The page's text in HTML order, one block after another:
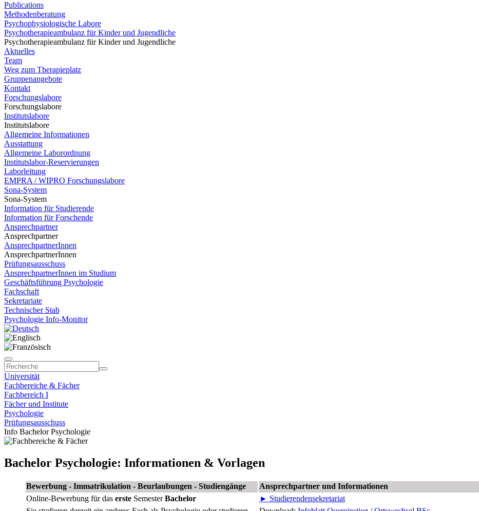
Publications
Methodenberatung
Psychophysiologische Labore
Psychotherapieambulanz für Kinder und Jugendliche
Psychotherapieambulanz für Kinder und Jugendliche
Aktuelles
Team
Weg zum Therapieplatz
Gruppenangebote
Kontakt
Forschungslabore
Forschungslabore
Institutslabore
Institutslabore
Allgemeine Informationen
Ausstattung
Allgemeine Laborordnung
Institutslabor-Reservierungen
Laborleitung
EMPRA / WIPRO Forschungslabore
Sona-System
Sona-System
Information für Studierende
Information für Forschende
Ansprechpartner
Ansprechpartner
AnsprechpartnerInnen
AnsprechpartnerInnen
Prüfungsausschuss
AnsprechpartnerInnen im Studium
Geschäftsführung Psychologie
Fachschaft
Sekretariate
Technischer Stab
Psychologie Info-Monitor
Universität
Fachbereiche & Fächer
Fachbereich I
Fächer und Institute
Psychologie
Prüfungsausschuss
Info Bachelor Psychologie
Bachelor Psychologie: Informationen & Vorlagen
Bewerbung - Immatrikulation - Beurlaubungen - Studiengänge
Ansprechpartner und Informationen
Online-Bewerbung für das erste SemesterBachelor
► Studierendensekretariat